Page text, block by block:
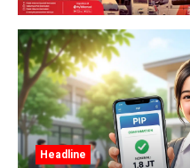
Headline